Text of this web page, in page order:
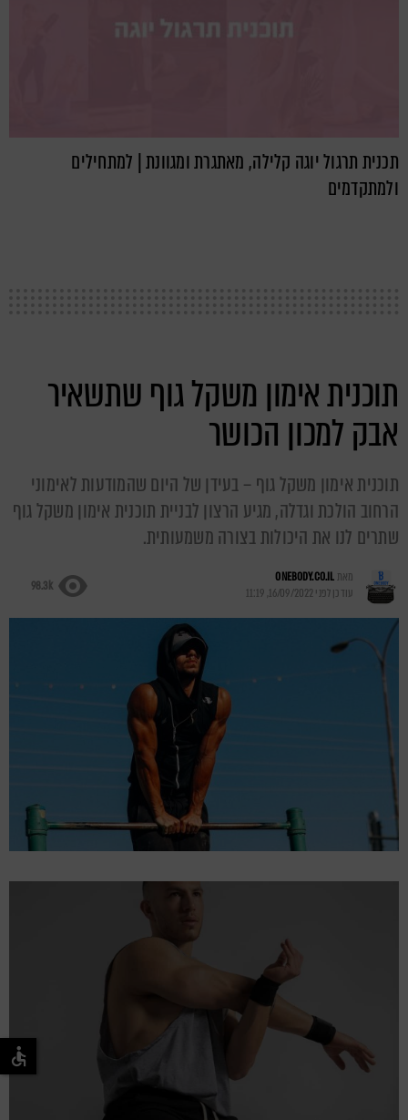
תכנית תרגול יוגה קלילה, מאתגרת ומגוונת | למתחילים
ולמתקדמים
תוכנית אימון משקל גוף שתשאיר
אבק למכון הכושר
תוכנית אימון משקל גוף – בעידן של היום שהמודעות לאימוני
הרחוב הולכת וגדלה, מגיע הרצון לבניית תוכנית אימון משקל גוף
שתרים לנו את היכולות בצורה משמעותית.
מאתONEBODY.CO.IL
עודכן לפני16/09/2022, 11:19
98.3k